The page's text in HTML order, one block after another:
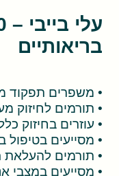
בריאותיים
• משפרים תפקוד
• תורמים לחיזוק
• עוזרים בחיזוק
• מסייעים בטיפול
• תורמים להעלאת
• מסייעים במצבי